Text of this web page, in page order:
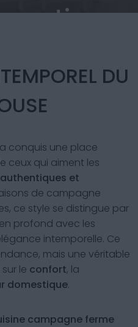
rustique
DU
a conquis une place
ceux qui aiment les
et
de campagne
ce style se distingue par
profond avec les
intemporelle. Ce
mais une véritable
le confort, la
domestique.
campagne ferme